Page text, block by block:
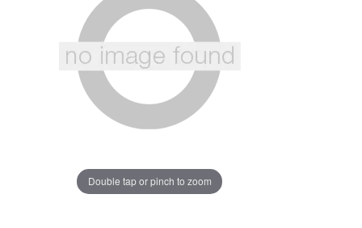
ジ
ン
ク。
Double tap or pinch to zoom